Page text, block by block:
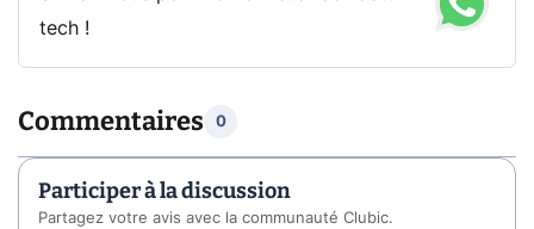
tech !
Commentaires 0
Participer à la discussion
Partagez votre avis avec la communauté Clubic.